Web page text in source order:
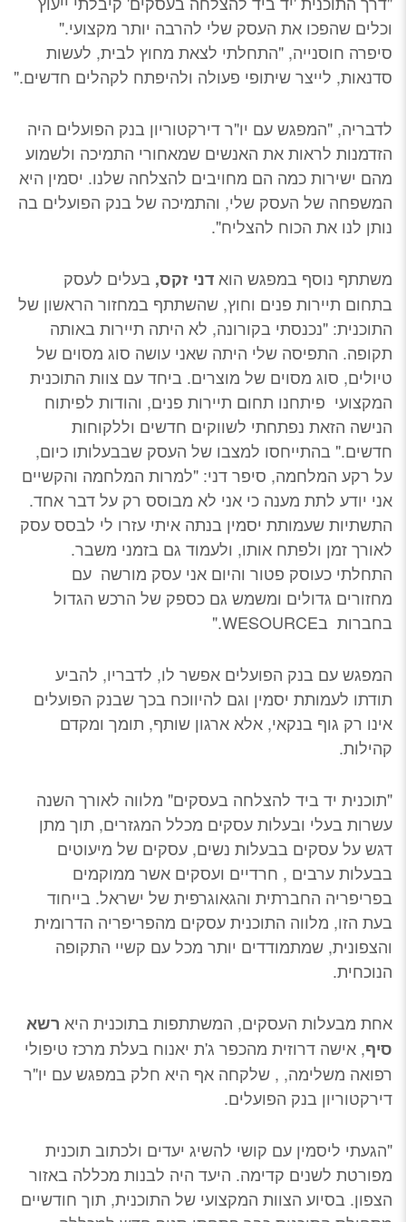
וכלים שהפכו את העסק שלי להרבה יותר מקצועי."
סיפרה חוסנייה, "התחלתי לצאת מחוץ לבית, לעשות
סדנאות, לייצר שיתופי פעולה ולהיפתח לקהלים חדשים."
לדבריה, "המפגש עם יו"ר דירקטוריון בנק הפועלים היה
הזדמנות לראות את האנשים שמאחורי התמיכה ולשמוע
מהם ישירות כמה הם מחויבים להצלחה שלנו. יסמין היא
המשפחה של העסק שלי, והתמיכה של בנק הפועלים בה
נותן לנו את הכוח להצליח".
משתתף נוסף במפגש הוא דני זקס, בעלים לעסק
בתחום תיירות פנים וחוץ, שהשתתף במחזור הראשון של
התוכנית: "נכנסתי בקורונה, לא היתה תיירות באותה
תקופה. התפיסה שלי היתה שאני עושה סוג מסוים של
טיולים, סוג מסוים של מוצרים. ביחד עם צוות התוכנית
המקצועי פיתחנו תחום תיירות פנים, והודות לפיתוח
הנישה הזאת נפתחתי לשווקים חדשים וללקוחות
חדשים." בהתייחסו למצבו של העסק שבבעלותו כיום,
על רקע המלחמה, סיפר דני: "למרות המלחמה והקשיים
אני יודע לתת מענה כי אני לא מבוסס רק על דבר אחד.
התשתיות שעמותת יסמין בנתה איתי עזרו לי לבסס עסק
לאורך זמן ולפתח אותו, ולעמוד גם בזמני משבר.
התחלתי כעוסק פטור והיום אני עסק מורשה עם
מחזורים גדולים ומשמש גם כספק של הרכש הגדול
בחברות בWESOURCE."
המפגש עם בנק הפועלים אפשר לו, לדבריו, להביע
תודתו לעמותת יסמין וגם להיווכח בכך שבנק הפועלים
אינו רק גוף בנקאי, אלא ארגון שותף, תומך ומקדם
קהילות.
"תוכנית יד ביד להצלחה בעסקים" מלווה לאורך השנה
עשרות בעלי ובעלות עסקים מכלל המגזרים, תוך מתן
דגש על עסקים בבעלות נשים, עסקים של מיעוטים
בבעלות ערבים , חרדיים ועסקים אשר ממוקמים
בפריפריה החברתית והגאוגרפית של ישראל. בייחוד
בעת הזו, מלווה התוכנית עסקים מהפריפריה הדרומית
והצפונית, שמתמודדים יותר מכל עם קשיי התקופה
הנוכחית.
אחת מבעלות העסקים, המשתתפות בתוכנית היא רשא
סיף, אישה דרוזית מהכפר ג'ת יאנוח בעלת מרכז טיפולי
רפואה משלימה, , שלקחה אף היא חלק במפגש עם יו"ר
דירקטוריון בנק הפועלים.
"הגעתי ליסמין עם קושי להשיג יעדים ולכתוב תוכנית
מפורטת לשנים קדימה. היעד היה לבנות מכללה באזור
הצפון. בסיוע הצוות המקצועי של התוכנית, תוך חודשיים